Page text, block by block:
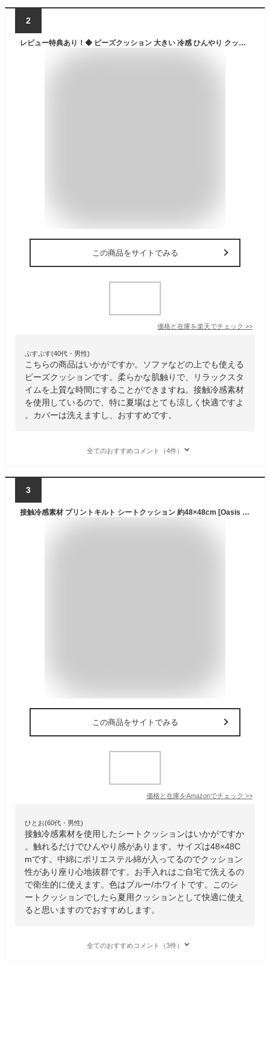
2
レビュー特典あり！◆ ビーズクッション 大きい 冷感 ひんやり クッション 人をダメにするクッション 洗える カバー 伸縮素材 接触冷感 おしゃれ かわいい 無地 大型 巨大 ビーズソファ ソファー 特大クッション リビング 子供部屋 涼しい 夏 夏用
この商品をサイトでみる
価格と在庫を楽天でチェック >>
ぷすぷす(40代・男性)
こちらの商品はいかがですか。ソファなどの上でも使える
ビーズクッションです。柔らかな肌触りで、リラックスタ
イムを上質な時間にすることができますね。接触冷感素材
を使用しているので、特に夏場はとても涼しく快適ですよ
。カバーは洗えますし、おすすめです。
全てのおすすめコメント（4件）
3
接触冷感素材 プリントキルト シートクッション 約48×48cm [Oasis touch]・夏用・涼しい・ひんやり・冷たい・洗える・おしゃれ・シンプル・クッション・チェアパッド・車用・敷物・ソファー・カーシート
この商品をサイトでみる
価格と在庫をAmazonでチェック >>
ひとお(60代・男性)
接触冷感素材を使用したシートクッションはいかがですか
。触れるだけでひんやり感があります。サイズは48×48C
mです。中綿にポリエステル綿が入ってるのでクッション
性があり座り心地抜群です。お手入れはご自宅で洗えるの
で衛生的に使えます。色はブルー/ホワイトです。このシ
ートクッションでしたら夏用クッションとして快適に使え
ると思いますのでおすすめします。
全てのおすすめコメント（3件）